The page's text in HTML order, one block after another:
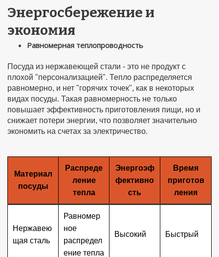
Энергосбережение и
экономия
Равномерная теплопроводность
Посуда из нержавеющей стали - это не продукт с
плохой "персонализацией". Тепло распределяется
равномерно, и нет "горячих точек", как в некоторых
видах посуды. Такая равномерность не только
повышает эффективность приготовления пищи, но и
снижает потери энергии, что позволяет значительно
экономить на счетах за электричество.
Материал
посуды
Распреде
ление
тепла
Энергоэф
фективно
сть
Время
приготов
ления
Нержавею
щая сталь
Равномер
ное
распредел
ение тепла
Высокий Быстрый